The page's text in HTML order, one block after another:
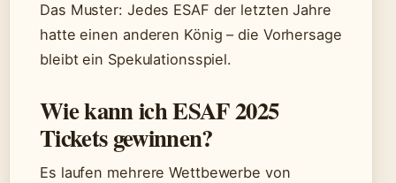
Das Muster: Jedes ESAF der letzten Jahre
hatte einen anderen König – die Vorhersage
bleibt ein Spekulationsspiel.
Wie kann ich ESAF 2025
Tickets gewinnen?
Es laufen mehrere Wettbewerbe von